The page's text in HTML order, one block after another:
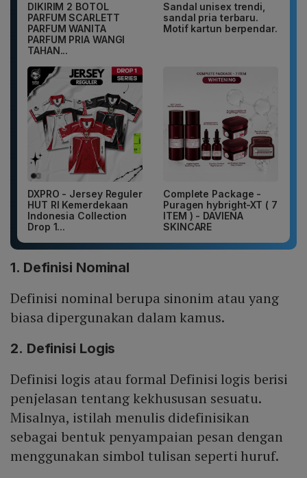
DIKIRIM 2 BOTOL
PARFUM SCARLETT
PARFUM WANITA
PARFUM PRIA WANGI
TAHAN...
Sandal unisex trendi,
sandal pria terbaru.
Motif kartun berpendar.
DXPRO - Jersey Reguler
HUT RI Kemerdekaan
Indonesia Collection
Drop 1...
Complete Package -
Puragen hybright-XT ( 7
ITEM ) - DAVIENA
SKINCARE
1. Definisi Nominal
Definisi nominal berupa sinonim atau yang
biasa dipergunakan dalam kamus.
2. Definisi Logis
Definisi logis atau formal Definisi logis berisi
penjelasan tentang kekhususan sesuatu.
Misalnya, istilah menulis didefinisikan
sebagai bentuk penyampaian pesan dengan
menggunakan simbol tulisan seperti huruf.